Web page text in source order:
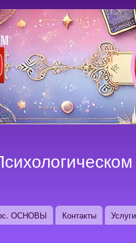
ОСНОВЫ Контакты
Услуги